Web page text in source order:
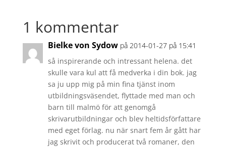
1 kommentar
Bielke von Sydow på 2014-01-27 på 15:41
så inspirerande och intressant helena. det
skulle vara kul att få medverka i din bok. jag
sa ju upp mig på min fina tjänst inom
utbildningsväsendet, flyttade med man och
barn till malmö för att genomgå
skrivarutbildningar och blev heltidsförfattare
med eget förlag. nu när snart fem år gått har
jag skrivit och producerat två romaner, den